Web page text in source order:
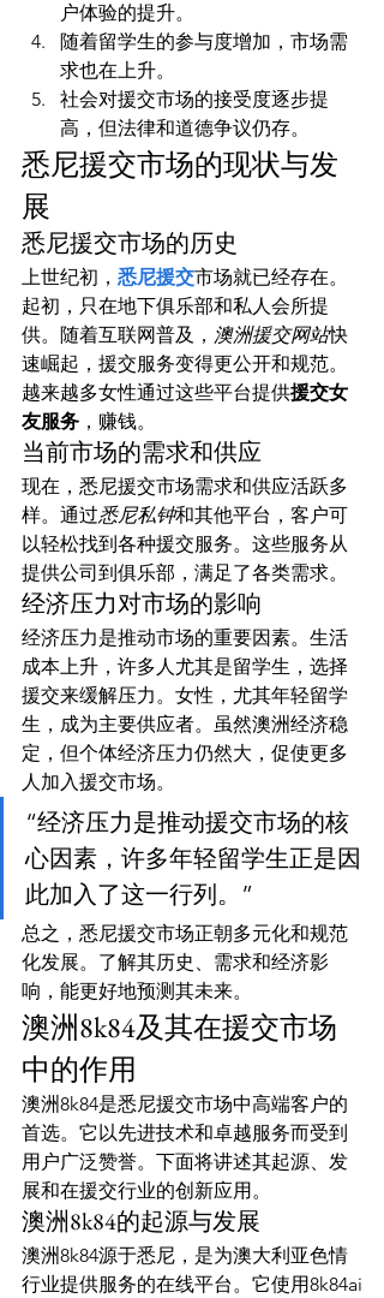
户体验的提升。
随着留学生的参与度增加，市场需
求也在上升。
社会对援交市场的接受度逐步提
高，但法律和道德争议仍存。
悉尼援交市场的现状与发
展
悉尼援交市场的历史
上世纪初， 悉尼援交市场就已经存在。
起初，只在地下俱乐部和私人会所提
供。随着互联网普及， 澳洲援交网站快
速崛起，援交服务变得更公开和规范。
越来越多女性通过这些平台提供援交女
友服务 ，赚钱。
当前市场的需求和供应
现在，悉尼援交市场需求和供应活跃多
样。通过悉尼私钟和其他平台，客户可
以轻松找到各种援交服务。这些服务从
提供公司到俱乐部，满足了各类需求。
经济压力对市场的影响
经济压力是推动市场的重要因素。生活
成本上升，许多人尤其是留学生，选择
援交来缓解压力。女性，尤其年轻留学
生，成为主要供应者。虽然澳洲经济稳
定，但个体经济压力仍然大，促使更多
人加入援交市场。
“经济压力是推动援交市场的核
心因素，许多年轻留学生正是因
此加入了这一行列。”
总之，悉尼援交市场正朝多元化和规范
化发展。了解其历史、需求和经济影
响，能更好地预测其未来。
澳洲8k84及其在援交市场
中的作用
澳洲8k84是悉尼援交市场中高端客户的
首选。它以先进技术和卓越服务而受到
用户广泛赞誉。下面将讲述其起源、发
展和在援交行业的创新应用。
澳洲8k84的起源与发展
澳洲8k84源于悉尼，是为澳大利亚色情
行业提供服务的在线平台。它使用8k84ai